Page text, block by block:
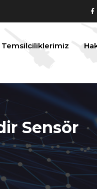
Temsilciliklerimiz
Sensör